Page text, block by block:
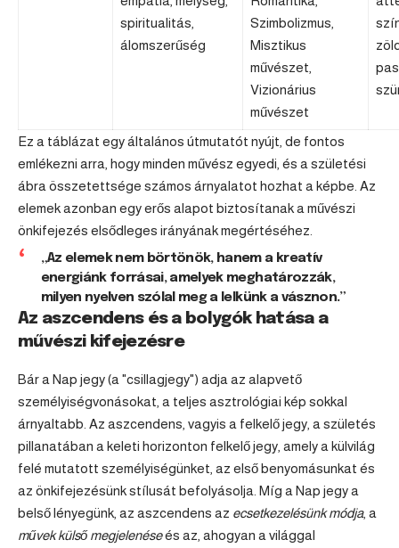
spiritualitás,
álomszerűség
Szimbolizmus,
Misztikus
művészet,
Vizionárius
művészet
Ez a táblázat egy általános útmutatót nyújt, de fontos
emlékezni arra, hogy minden művész egyedi, és a születési
ábra összetettsége számos árnyalatot hozhat a képbe. Az
elemek azonban egy erős alapot biztosítanak a művészi
önkifejezés elsődleges irányának megértéséhez.
„Az elemek nem börtönök, hanem a kreatív
energiánk forrásai, amelyek meghatározzák,
milyen nyelven szólal meg a lelkünk a vásznon.”
Az aszcendens és a bolygók hatása a
művészi kifejezésre
Bár a Nap jegy (a "csillagjegy") adja az alapvető
személyiségvonásokat, a teljes asztrológiai kép sokkal
árnyaltabb. Az aszcendens, vagyis a felkelő jegy, a születés
pillanatában a keleti horizonton felkelő jegy, amely a külvilág
felé mutatott személyiségünket, az első benyomásunkat és
az önkifejezésünk stílusát befolyásolja. Míg a Nap jegy a
belső lényegünk, az aszcendens az ecsetkezelésünk módja, a
művek külső megjelenéseés az, ahogyan a világgal